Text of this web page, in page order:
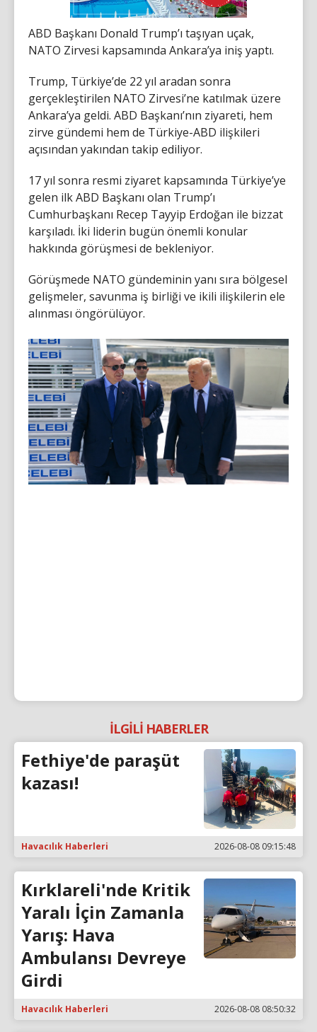
ABD Başkanı Donald Trump’ı taşıyan uçak,
NATO Zirvesi kapsamında Ankara’ya iniş yaptı.
Trump, Türkiye’de 22 yıl aradan sonra
gerçekleştirilen NATO Zirvesi’ne katılmak üzere
Ankara’ya geldi. ABD Başkanı’nın ziyareti, hem
zirve gündemi hem de Türkiye-ABD ilişkileri
açısından yakından takip ediliyor.
17 yıl sonra resmi ziyaret kapsamında Türkiye’ye
gelen ilk ABD Başkanı olan Trump’ı
Cumhurbaşkanı Recep Tayyip Erdoğan ile bizzat
karşıladı. İki liderin bugün önemli konular
hakkında görüşmesi de bekleniyor.
Görüşmede NATO gündeminin yanı sıra bölgesel
gelişmeler, savunma iş birliği ve ikili ilişkilerin ele
alınması öngörülüyor.
İLGİLİ HABERLER
Fethiye'de paraşüt
kazası!
Havacılık Haberleri 2026-08-08 09:15:48
Kırklareli'nde Kritik
Yaralı İçin Zamanla
Yarış: Hava
Ambulansı Devreye
Girdi
Havacılık Haberleri 2026-08-08 08:50:32